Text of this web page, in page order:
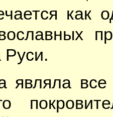
как
Ру­си.
яв­ля­ла